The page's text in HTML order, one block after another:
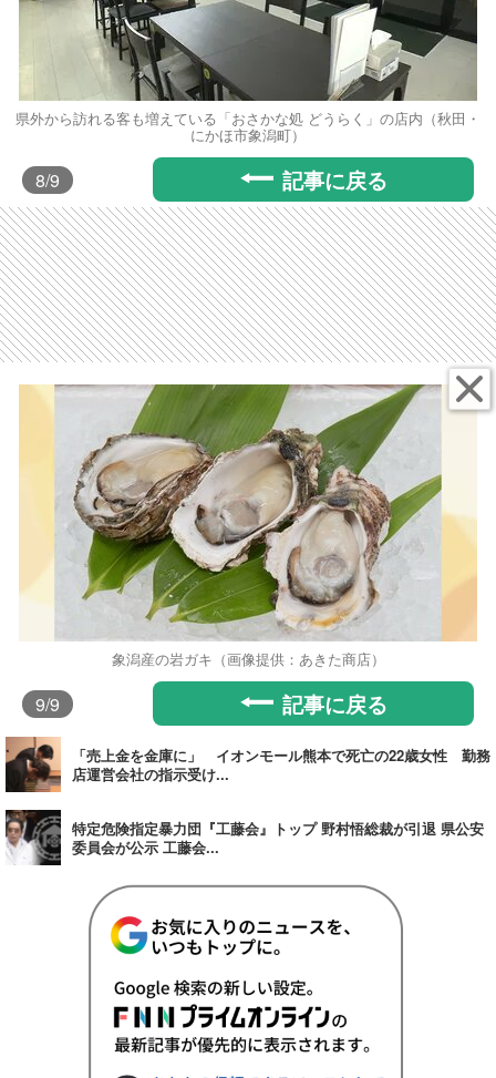
県外から訪れる客も増えている「おさかな処 どうらく」の店内（秋田・
にかほ市象潟町）
8/9 記事に戻る
象潟産の岩ガキ（画像提供：あきた商店）
9/9 記事に戻る
「売上金を金庫に」 イオンモール熊本で死亡の22歳女性 勤務
店運営会社の指示受け...
特定危険指定暴力団『工藤会』トップ 野村悟総裁が引退 県公安
委員会が公示 工藤会...